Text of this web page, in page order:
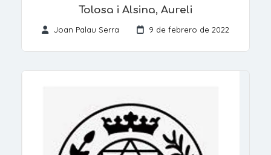
Tolosa i Alsina, Aureli
Joan Palau Serra 9 de febrero de 2022